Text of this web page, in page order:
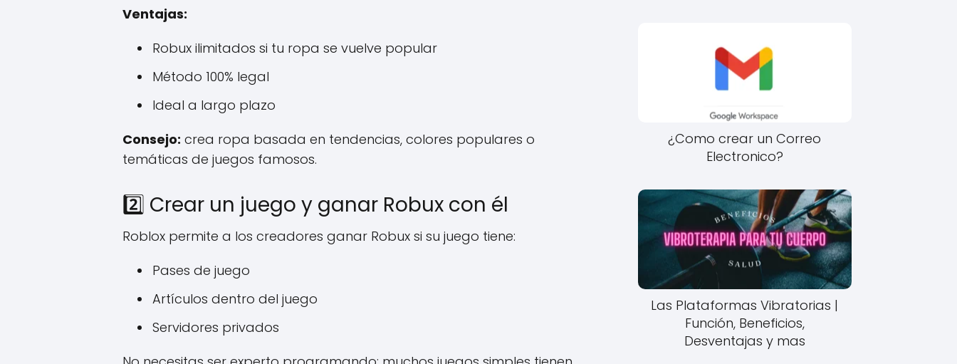
Ventajas:
Robux ilimitados si tu ropa se vuelve popular
Método 100% legal
Ideal a largo plazo
Consejo: crea ropa basada en tendencias, colores populares o
temáticas de juegos famosos.
2️⃣ Crear un juego y ganar Robux con él
Roblox permite a los creadores ganar Robux si su juego tiene:
Pases de juego
Artículos dentro del juego
Servidores privados
¿Como crear un Correo
Electronico?
Las Plataformas Vibratorias |
Función, Beneficios,
Desventajas y mas